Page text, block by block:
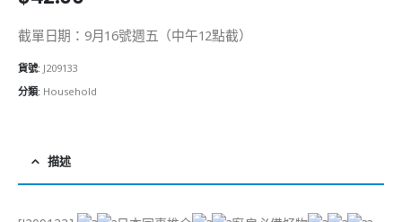
截單日期：9月16號週五（中午12點截）
貨號: J209133
分類: Household
描述